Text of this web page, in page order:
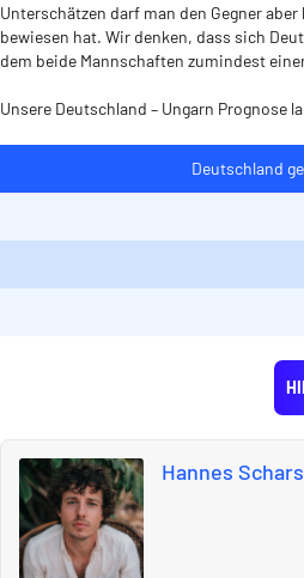
Unterschätzen darf man den Gegner
bewiesen hat. Wir denken, dass sich
dem beide Mannschaften zumindest
Unsere Deutschland – Ungarn Prognose
Deutschland
Hannes